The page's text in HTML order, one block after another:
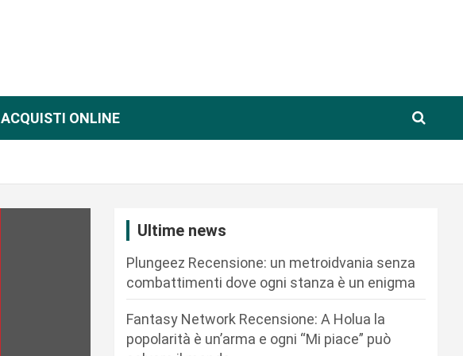
ACQUISTI ONLINE
Ultime news
Plungeez Recensione: un metroidvania senza
combattimenti dove ogni stanza è un enigma
Fantasy Network Recensione: A Holua la
popolarità è un’arma e ogni “Mi piace” può